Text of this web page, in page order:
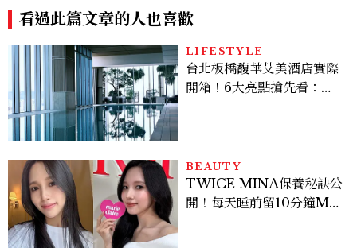
德修斯
看過此篇文章的人也喜歡
LIFESTYLE
台北板橋馥華艾美酒店實際
開箱！6大亮點搶先看：新
BEAUTY
TWICE MINA保養秘訣公
開！每天睡前留10分鐘ME